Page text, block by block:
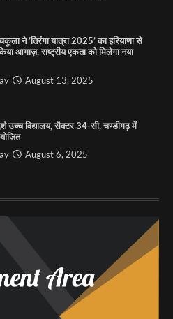
ने ‘तिरंगा यात्रा 2025’ का हरियाणा से
आगाज़, राष्ट्रीय एकता को मिलेगा नया
August 13, 2025
उच्च विद्यालय, सैक्टर 34-सी, चण्डीगढ़ में
August 6, 2025